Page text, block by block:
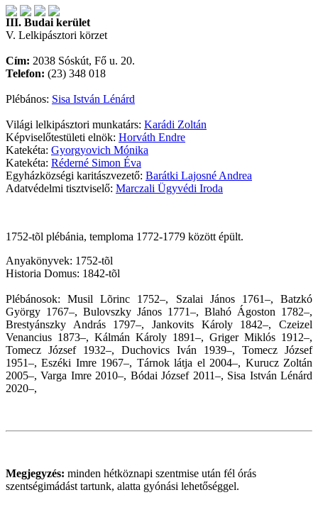
III. Budai kerület
V. Lelkipásztori körzet
Cím: 2038 Sóskút, Fő u. 20.
Telefon: (23) 348 018
Plébános: Sisa István Lénárd
Világi lelkipásztori munkatárs: Karádi Zoltán
Képviselőtestületi elnök: Horváth Endre
Katekéta: Gyorgyovich Mónika
Katekéta: Réderné Simon Éva
Egyházközségi karitászvezető: Barátki Lajosné Andrea
Adatvédelmi tisztviselő: Marczali Ügyvédi Iroda
1752-tõl plébánia, temploma 1772-1779 között épült.
Anyakönyvek: 1752-tõl
Historia Domus: 1842-tõl
Plébánosok: Musil Lõrinc 1752–, Szalai János 1761–, Batzkó
György 1767–, Bulovszky János 1771–, Blahó Ágoston 1782–,
Brestyánszky András 1797–, Jankovits Károly 1842–, Czeizel
Venancius 1873–, Kálmán Károly 1891–, Griger Miklós 1912–,
Tomecz József 1932–, Duchovics Iván 1939–, Tomecz József
1951–, Eszéki Imre 1967–, Tárnok látja el 2004–, Kurucz Zoltán
2005–, Varga Imre 2010–, Bódai József 2011–, Sisa István Lénárd
2020–,
Megjegyzés: minden hétköznapi szentmise után fél órás
szentségimádást tartunk, alatta gyónási lehetőséggel.